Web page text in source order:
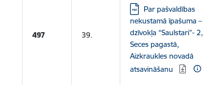
497 39.
Lejupielādēt:
Par pašvaldības
nekustamā īpašuma –
dzīvokļa “Saulstari”- 2,
Seces pagastā,
Aizkraukles novadā
atsavināšanu